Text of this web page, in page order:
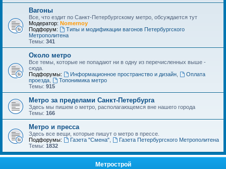
Вагоны
Все, что ездит по Санкт-Петербургскому метро, обсуждается тут
Модератор: Nomernoy
Подфорум:
Типы и модификации вагонов Петербургского
Метрополитена
Темы: 341
Около метро
Все темы, которые не попадают ни в одну из перечисленных выше -
сюда.
Подфорумы:
Информационное пространство и дизайн,
Оплата
проезда
Топонимика метро
Темы: 915
Метро за пределами Санкт-Петербурга
Здесь мы пишем о метро, располагающемся вне нашего города
Темы: 166
Метро и пресса
Здесь все вещи, которые пишут о метро в прессе.
Подфорумы:
Газета "Смена",
Газета Петербургского Метрополитена
Темы: 1832
Метрострой